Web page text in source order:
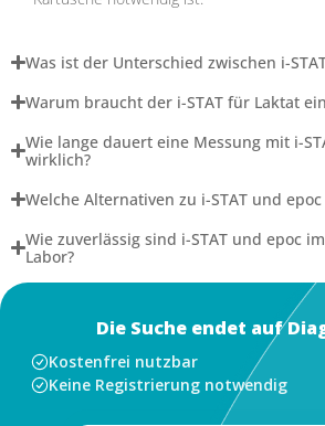
Was ist der Unterschied zwischen i-
Warum braucht der i-STAT für Laktat
Wie lange dauert eine Messung mit i-
wirklich?
Welche Alternativen zu i-STAT und
Wie zuverlässig sind i-STAT und epoc
Labor?
Die Suche endet auf
Kostenfrei nutzbar
Keine Registrierung notwendig